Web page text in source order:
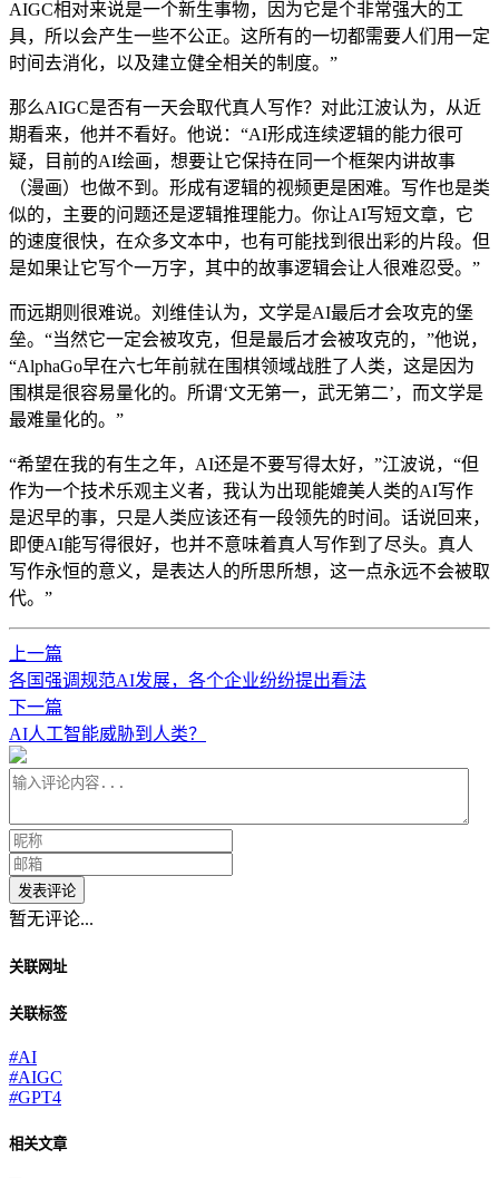
AIGC相对来说是一个新生事物，因为它是个非常强大的工
具，所以会产生一些不公正。这所有的一切都需要人们用一定
时间去消化，以及建立健全相关的制度。”
那么AIGC是否有一天会取代真人写作？对此江波认为，从近
期看来，他并不看好。他说：“AI形成连续逻辑的能力很可
疑，目前的AI绘画，想要让它保持在同一个框架内讲故事
（漫画）也做不到。形成有逻辑的视频更是困难。写作也是类
似的，主要的问题还是逻辑推理能力。你让AI写短文章，它
的速度很快，在众多文本中，也有可能找到很出彩的片段。但
是如果让它写个一万字，其中的故事逻辑会让人很难忍受。”
而远期则很难说。刘维佳认为，文学是AI最后才会攻克的堡
垒。“当然它一定会被攻克，但是最后才会被攻克的，”他说，
“AlphaGo早在六七年前就在围棋领域战胜了人类，这是因为
围棋是很容易量化的。所谓‘文无第一，武无第二’，而文学是
最难量化的。”
“希望在我的有生之年，AI还是不要写得太好，”江波说，“但
作为一个技术乐观主义者，我认为出现能媲美人类的AI写作
是迟早的事，只是人类应该还有一段领先的时间。话说回来，
即便AI能写得很好，也并不意味着真人写作到了尽头。真人
写作永恒的意义，是表达人的所思所想，这一点永远不会被取
代。”
上一篇
各国强调规范AI发展，各个企业纷纷提出看法
下一篇
AI人工智能威胁到人类？
发表评论
暂无评论...
关联网址
关联标签
#AI
#AIGC
#GPT4
相关文章